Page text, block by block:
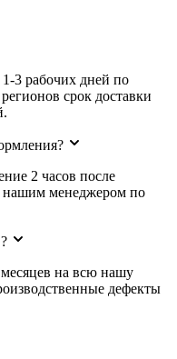
1-3 рабочих дней по
срок доставки
2 часов после
нашим менеджером по
на всю нашу
дефекты